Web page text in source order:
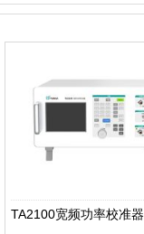
TA2100宽频功率校准器